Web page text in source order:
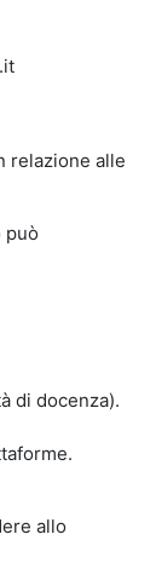
relazione alle
può
di docenza).
allo